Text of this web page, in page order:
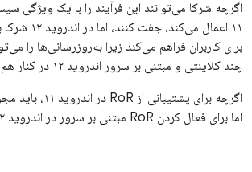
برای کاربران فراهم می‌کند زیرا به‌روزرسانی‌ها را
چند کلاینتی و مبتنی بر سرور اندروید ۱۲ در کنار هم، امنیت از نوع سخت‌افزاری دستگاه را فراهم می‌کنند.
اگرچه برای پشتیبانی از RoR در اندروید ۱۱، باید مجوز دستگاه را برای ویژگی
اما برای فعال کردن RoR مبتنی بر سرور در اندروید ۱۲ و بالاتر نیازی به انجام این کار ندارید، زیرا آنها از HAL استفاده نمی‌کنند.